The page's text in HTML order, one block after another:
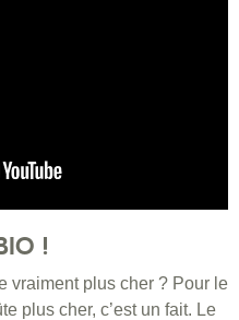
!
vraiment plus cher ? Pour le
plus cher, c’est un fait. Le